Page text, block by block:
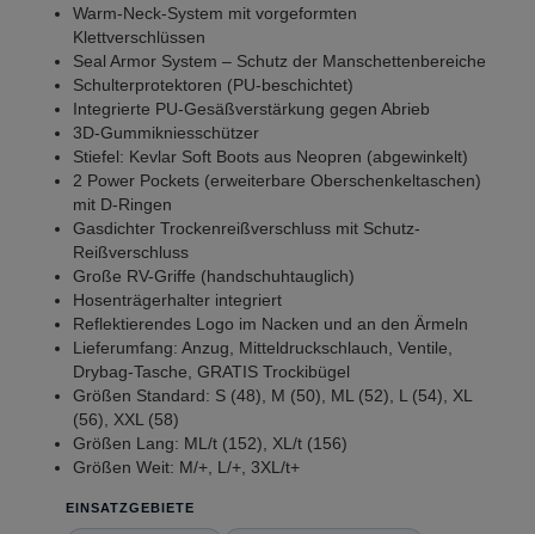
Warm-Neck-System mit vorgeformten
Klettverschlüssen
Seal Armor System – Schutz der Manschettenbereiche
Schulterprotektoren (PU-beschichtet)
Integrierte PU-Gesäßverstärkung gegen Abrieb
3D-Gummikniesschützer
Stiefel: Kevlar Soft Boots aus Neopren (abgewinkelt)
2 Power Pockets (erweiterbare Oberschenkeltaschen)
mit D-Ringen
Gasdichter Trockenreißverschluss mit Schutz-
Reißverschluss
Große RV-Griffe (handschuhtauglich)
Hosenträgerhalter integriert
Reflektierendes Logo im Nacken und an den Ärmeln
Lieferumfang: Anzug, Mitteldruckschlauch, Ventile,
Drybag-Tasche, GRATIS Trockibügel
Größen Standard: S (48), M (50), ML (52), L (54), XL
(56), XXL (58)
Größen Lang: ML/t (152), XL/t (156)
Größen Weit: M/+, L/+, 3XL/t+
EINSATZGEBIETE